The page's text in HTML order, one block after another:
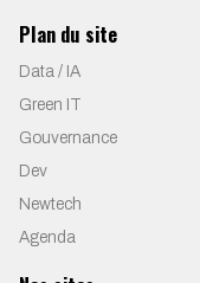
Plan du site
Data / IA
Green IT
Gouvernance
Dev
Newtech
Agenda